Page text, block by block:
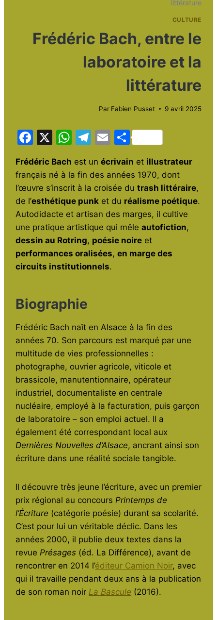
littérature
CULTURE
Frédéric Bach, entre le
laboratoire et la
littérature
Par Fabien Pusset 9 avril 2025
F
a
c
e
b
o
o
k
X
W
at
s
A
p
p
T
el
e
gr
a
m
E
ai
l
P
ta
g
er
Frédéric Bach est un écrivain et illustrateur
français né à la fin des années 1970, dont
l’œuvre s’inscrit à la croisée du trash littéraire,
de l’esthétique punk et du réalisme poétique.
Autodidacte et artisan des marges, il cultive
une pratique artistique qui mêle autofiction,
dessin au Rotring, poésie noire et
performances oralisées, en marge des
circuits institutionnels.
Biographie
Frédéric Bach naît en Alsace à la fin des
années 70. Son parcours est marqué par une
multitude de vies professionnelles :
photographe, ouvrier agricole, viticole et
brassicole, manutentionnaire, opérateur
industriel, documentaliste en centrale
nucléaire, employé à la facturation, puis garçon
de laboratoire – son emploi actuel. Il a
également été correspondant local aux
Dernières Nouvelles d’Alsace, ancrant ainsi son
écriture dans une réalité sociale tangible.
Il découvre très jeune l’écriture, avec un premier
prix régional au concours Printemps de
l’Écriture (catégorie poésie) durant sa scolarité.
C’est pour lui un véritable déclic. Dans les
années 2000, il publie deux textes dans la
revue Présages (éd. La Différence), avant de
rencontrer en 2014 l’éditeur Camion Noir, avec
qui il travaille pendant deux ans à la publication
de son roman noir La Bascule (2016).